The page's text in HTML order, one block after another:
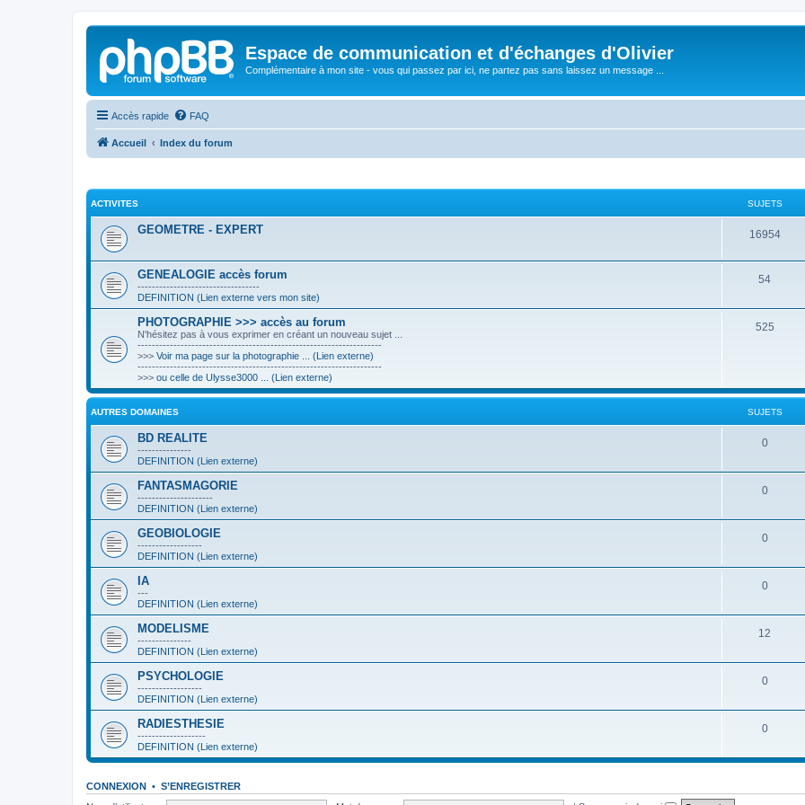
Espace de communication et d'échanges d'Olivier
Complémentaire à mon site - vous qui passez par ici, ne partez pas sans laissez un message ...
Accès rapide FAQ
Accueil Index du forum
ACTIVITES SUJETS
GEOMETRE - EXPERT 16954
GENEALOGIE accès forum
----------------------------------
DEFINITION (Lien externe vers mon site)
54
PHOTOGRAPHIE >>> accès au forum
N'hésitez pas à vous exprimer en créant un nouveau sujet ...
--------------------------------------------------------------------
>>> Voir ma page sur la photographie ... (Lien externe)
--------------------------------------------------------------------
>>> ou celle de Ulysse3000 ... (Lien externe)
525
AUTRES DOMAINES SUJETS
BD REALITE
---------------
DEFINITION (Lien externe)
0
FANTASMAGORIE
---------------------
DEFINITION (Lien externe)
0
GEOBIOLOGIE
------------------
DEFINITION (Lien externe)
0
IA
---
DEFINITION (Lien externe)
0
MODELISME
---------------
DEFINITION (Lien externe)
12
PSYCHOLOGIE
------------------
DEFINITION (Lien externe)
0
RADIESTHESIE
-------------------
DEFINITION (Lien externe)
0
CONNEXION • S’ENREGISTRER